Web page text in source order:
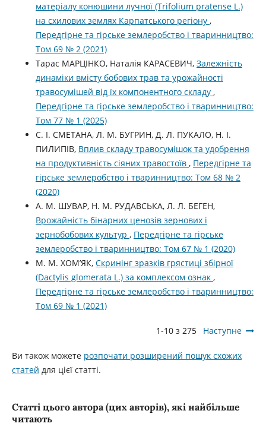
матерiалу конюшини лучної (Trifolium pratense L.)
на схилових землях Карпатського регіону ,
Передгірне та гірське землеробство і тваринництво:
Том 69 № 2 (2021)
Тарас МАРЦІНКО, Наталія КАРАСЕВИЧ, Залежність
динаміки вмісту бобових трав та урожайності
травосумішей від їх компонентного складу ,
Передгірне та гірське землеробство і тваринництво:
Том 77 № 1 (2025)
С. І. СМЕТАНА, Л. М. БУГРИН, Д. Л. ПУКАЛО, Н. І.
ПИЛИПІВ, Вплив складу травосумішок та удобрення
на продуктивність сіяних травостоїв , Передгірне та
гірське землеробство і тваринництво: Том 68 № 2
(2020)
А. М. ШУВАР, Н. М. РУДАВСЬКА, Л. Л. БЕГЕН,
Врожайність бінарних ценозів зернових і
зернобобових культур , Передгірне та гірське
землеробство і тваринництво: Том 67 № 1 (2020)
М. М. ХОМ’ЯК, Скринінг зразків грястиці збірної
(Dactylis glomerata L.) за комплексом ознак ,
Передгірне та гірське землеробство і тваринництво:
Том 69 № 1 (2021)
1-10 з 275 Наступне
Ви також можете розпочати розширений пошук схожих
статей для цієї статті.
Статті цього автора (цих авторів), які найбільше
читають